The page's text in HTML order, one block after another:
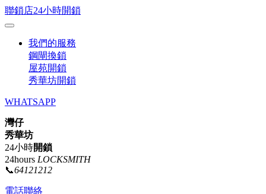
聯鎖店24小時開鎖
我們的服務
鋼閘換鎖
屋苑開鎖
秀華坊開鎖
WHATSAPP
灣仔
秀華坊
24小時開鎖
24hours LOCKSMITH
📞64121212
電話聯絡